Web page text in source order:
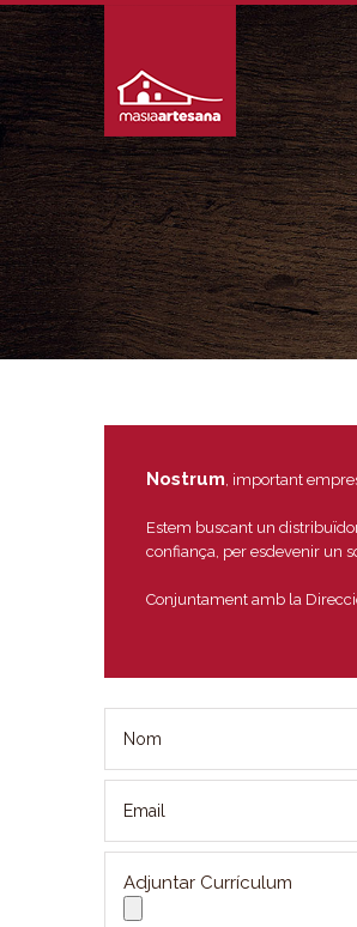
Nostrum, important
Estem buscant un
confiança, per esdevenir un
Conjuntament amb la
Adjuntar Currículum